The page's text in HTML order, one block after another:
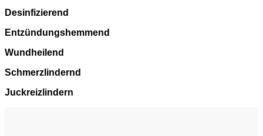
Desinfizierend
Entzündungshemmend
Wundheilend
Schmerzlindernd
Juckreizlindern